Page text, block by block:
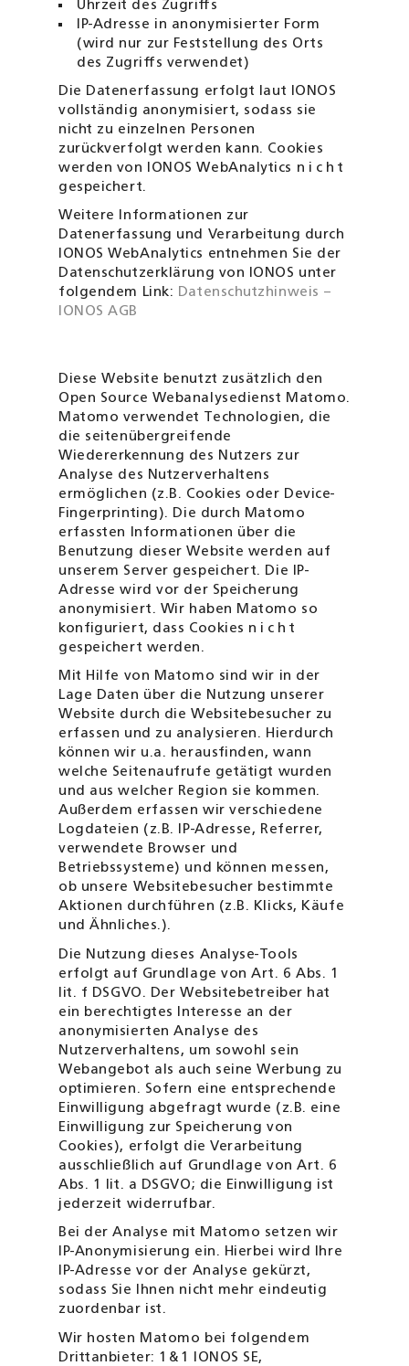
Uhrzeit des Zugriffs
IP-Adresse in anonymisierter Form
(wird nur zur Feststellung des Orts
des Zugriffs verwendet)
Die Datenerfassung erfolgt laut IONOS
vollständig anonymisiert, sodass sie
nicht zu einzelnen Personen
zurückverfolgt werden kann. Cookies
werden von IONOS WebAnalytics nicht
gespeichert.
Weitere Informationen zur
Datenerfassung und Verarbeitung durch
IONOS WebAnalytics entnehmen Sie der
Datenschutzerklärung von IONOS unter
folgendem Link: Datenschutzhinweis –
IONOS AGB
Diese Website benutzt zusätzlich den
Open Source Webanalysedienst Matomo.
Matomo verwendet Technologien, die
die seitenübergreifende
Wiedererkennung des Nutzers zur
Analyse des Nutzerverhaltens
ermöglichen (z.B. Cookies oder Device-
Fingerprinting). Die durch Matomo
erfassten Informationen über die
Benutzung dieser Website werden auf
unserem Server gespeichert. Die IP-
Adresse wird vor der Speicherung
anonymisiert. Wir haben Matomo so
konfiguriert, dass Cookies nicht
gespeichert werden.
Mit Hilfe von Matomo sind wir in der
Lage Daten über die Nutzung unserer
Website durch die Websitebesucher zu
erfassen und zu analysieren. Hierdurch
können wir u.a. herausfinden, wann
welche Seitenaufrufe getätigt wurden
und aus welcher Region sie kommen.
Außerdem erfassen wir verschiedene
Log­dateien (z.B. IP-Adresse, Referrer,
verwendete Browser und
Betriebssysteme) und können messen,
ob unsere Websitebesucher bestimmte
Aktionen durch­führen (z.B. Klicks, Käufe
und Ähnliches.).
Die Nutzung dieses Analyse-Tools
erfolgt auf Grundlage von Art. 6 Abs. 1
lit. f DSGVO. Der Websitebetreiber hat
ein berechtigtes Interesse an der
anonymi­sierten Analyse des
Nutzerverhaltens, um sowohl sein
Webangebot als auch seine Werbung zu
optimieren. Sofern eine entsprechende
Einwilligung abgefragt wurde (z.B. eine
Einwilligung zur Speicherung von
Cookies), erfolgt die Verarbeitung
ausschließlich auf Grundlage von Art. 6
Abs. 1 lit. a DSGVO; die Einwilligung ist
jederzeit widerrufbar.
Bei der Analyse mit Matomo setzen wir
IP-Anonymisierung ein. Hierbei wird Ihre
IP-Adresse vor der Analyse gekürzt,
sodass Sie Ihnen nicht mehr eindeutig
zuordenbar ist.
Wir hosten Matomo bei folgendem
Drittanbieter: 1 & 1 IONOS SE,